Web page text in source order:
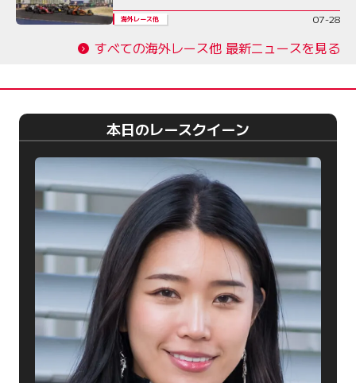
海外レース他 07-28
すべての海外レース他 最新ニュースを見る
本日のレースクイーン